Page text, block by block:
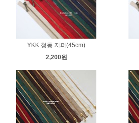
YKK 청동 지퍼(45cm)
2,200원